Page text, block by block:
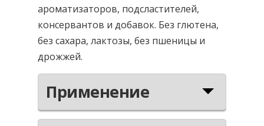
ароматизаторов, подсластителей,
консервантов и добавок. Без глютена,
без сахара, лактозы, без пшеницы и
дрожжей.
Применение